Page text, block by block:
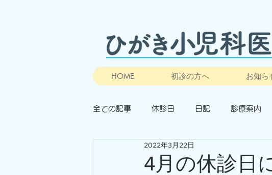
HOME 初診の方へ お知ら
全ての記事 休診日 日記 診療案内
4月の休診日
2022年3月22日